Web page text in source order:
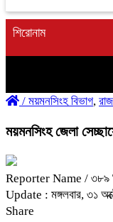
শিরোনাম
/ ময়মনসিংহ বিভাগ,
ময়মনসিংহ জেলা
Reporter Name / ৩৮৯
Update : মঙ্গলবার, ৩১
Share